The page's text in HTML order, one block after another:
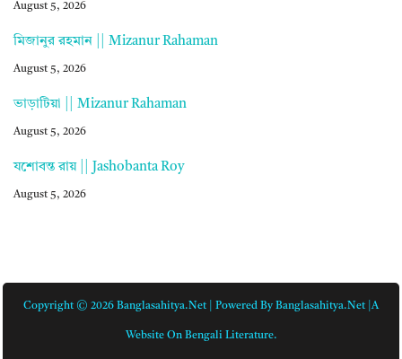
August 5, 2026
মিজানুর রহমান || Mizanur Rahaman
August 5, 2026
ভাড়াটিয়া || Mizanur Rahaman
August 5, 2026
যশোবন্ত রায় || Jashobanta Roy
August 5, 2026
Copyright © 2026 Banglasahitya.net | Powered By Banglasahitya.net |A
Website On Bengali Literature.